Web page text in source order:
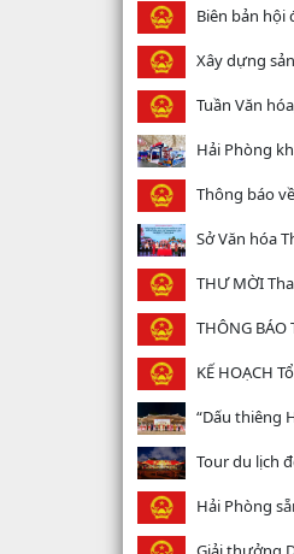
Biên bản hội
Xây dựng
Tuần Văn
Hải Phòng
Thông báo
Sở Văn hóa
THƯ MỜI
THÔNG
KẾ HOẠCH
“Dấu thiêng
Tour du lịch
Hải Phòng